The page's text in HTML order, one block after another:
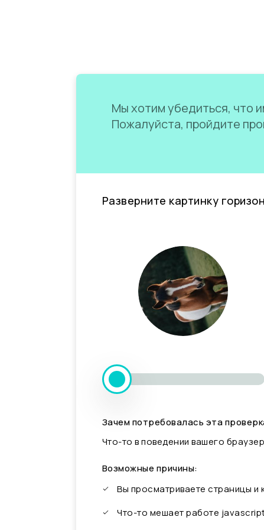
Мы хотим убедиться, что
Пожалуйста, пройдите
Разверните картинку
Зачем потребовалась эта
Что-то в поведении вашего
Возможные причины:
Вы просматриваете страницы
Что-то мешает работе